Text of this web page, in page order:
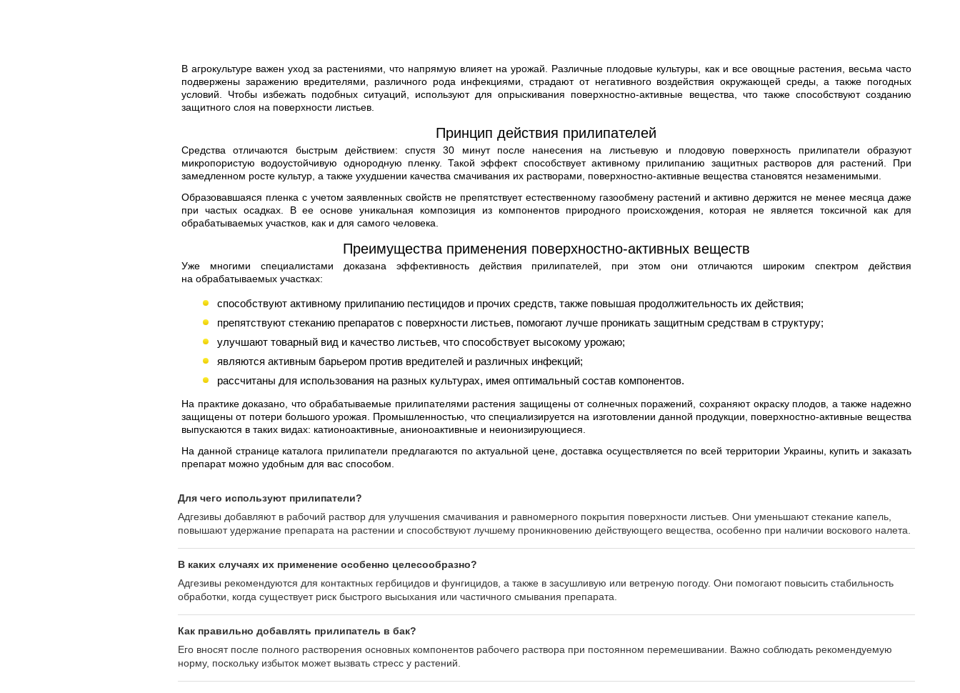
В агрокультуре важен уход за растениями, что напрямую влияет на урожай. Различные плодовые культуры, как и все овощные растения, весьма часто
подвержены заражению вредителями, различного рода инфекциями, страдают от негативного воздействия окружающей среды, а также погодных
условий. Чтобы избежать подобных ситуаций, используют для опрыскивания поверхностно-активные вещества, что также способствуют созданию
защитного слоя на поверхности листьев.
Принцип действия прилипателей
Средства отличаются быстрым действием: спустя 30 минут после нанесения на листьевую и плодовую поверхность прилипатели образуют
микропористую водоустойчивую однородную пленку. Такой эффект способствует активному прилипанию защитных растворов для растений. При
замедленном росте культур, а также ухудшении качества смачивания их растворами, поверхностно-активные вещества становятся незаменимыми.
Образовавшаяся пленка с учетом заявленных свойств не препятствует естественному газообмену растений и активно держится не менее месяца даже
при частых осадках. В ее основе уникальная композиция из компонентов природного происхождения, которая не является токсичной как для
обрабатываемых участков, как и для самого человека.
Преимущества применения поверхностно-активных веществ
Уже многими специалистами доказана эффективность действия прилипателей, при этом они отличаются широким спектром действия
на обрабатываемых участках:
способствуют активному прилипанию пестицидов и прочих средств, также повышая продолжительность их действия;
препятствуют стеканию препаратов с поверхности листьев, помогают лучше проникать защитным средствам в структуру;
улучшают товарный вид и качество листьев, что способствует высокому урожаю;
являются активным барьером против вредителей и различных инфекций;
рассчитаны для использования на разных культурах, имея оптимальный состав компонентов.
На практике доказано, что обрабатываемые прилипателями растения защищены от солнечных поражений, сохраняют окраску плодов, а также надежно
защищены от потери большого урожая. Промышленностью, что специализируется на изготовлении данной продукции, поверхностно-активные вещества
выпускаются в таких видах: катионоактивные, анионоактивные и неионизирующиеся.
На данной странице каталога прилипатели предлагаются по актуальной цене, доставка осуществляется по всей территории Украины, купить и заказать
препарат можно удобным для вас способом.
Для чего используют прилипатели?
Адгезивы добавляют в рабочий раствор для улучшения смачивания и равномерного покрытия поверхности листьев. Они уменьшают стекание капель,
повышают удержание препарата на растении и способствуют лучшему проникновению действующего вещества, особенно при наличии воскового налета.
В каких случаях их применение особенно целесообразно?
Адгезивы рекомендуются для контактных гербицидов и фунгицидов, а также в засушливую или ветреную погоду. Они помогают повысить стабильность
обработки, когда существует риск быстрого высыхания или частичного смывания препарата.
Как правильно добавлять прилипатель в бак?
Его вносят после полного растворения основных компонентов рабочего раствора при постоянном перемешивании. Важно соблюдать рекомендуемую
норму, поскольку избыток может вызвать стресс у растений.